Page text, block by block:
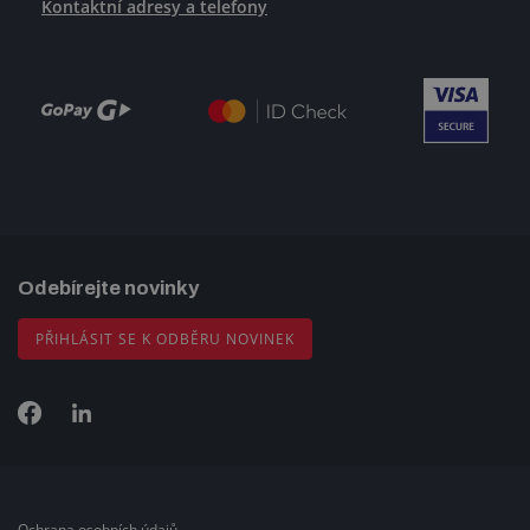
Kontaktní adresy a telefony
Odebírejte novinky
PŘIHLÁSIT SE K ODBĚRU NOVINEK